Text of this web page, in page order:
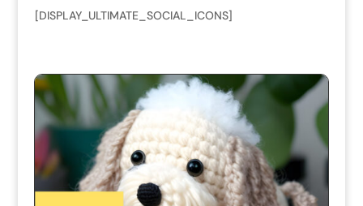
[DISPLAY_ULTIMATE_SOCIAL_ICONS]